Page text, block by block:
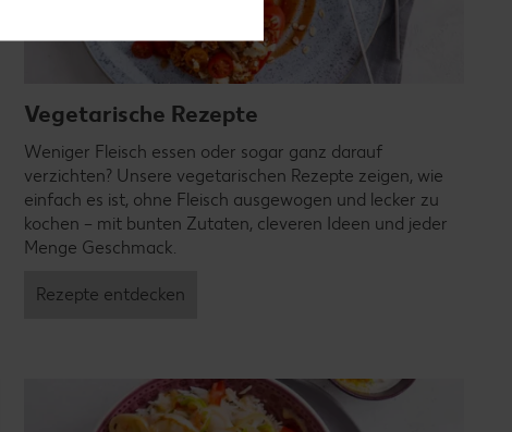
Vegetarische Rezepte
Weniger Fleisch essen oder sogar ganz darauf
verzichten? Unsere vegetarischen Rezepte zeigen, wie
einfach es ist, ohne Fleisch ausgewogen und lecker zu
kochen – mit bunten Zutaten, cleveren Ideen und jeder
Menge Geschmack.
Rezepte entdecken